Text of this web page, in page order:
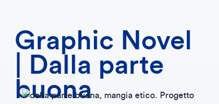
Graphic Novel
| Dalla parte
buona